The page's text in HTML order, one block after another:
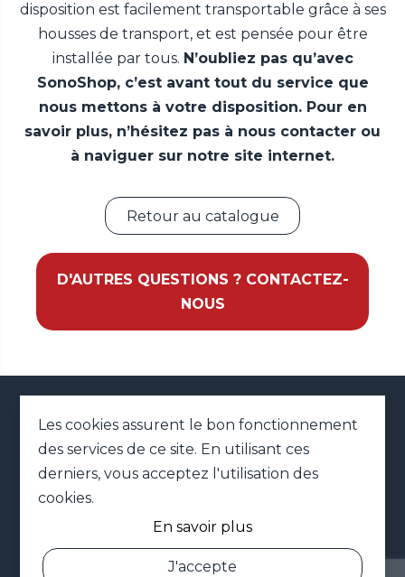
disposition est facilement transportable grâce à ses
housses de transport, et est pensée pour être
installée par tous. N’oubliez pas qu’avec
SonoShop, c’est avant tout du service que
nous mettons à votre disposition. Pour en
savoir plus, n’hésitez pas à nous contacter ou
à naviguer sur notre site internet.
Retour au catalogue
D'AUTRES QUESTIONS ? CONTACTEZ-
NOUS
02 79 41 42 01
MENTIONS LÉGALES
PLAN DU SITE
NOS CONDITIONS
GÉNÉRALES
Les cookies assurent le bon fonctionnement
des services de ce site. En utilisant ces
derniers, vous acceptez l'utilisation des
cookies.
En savoir plus
J'accepte